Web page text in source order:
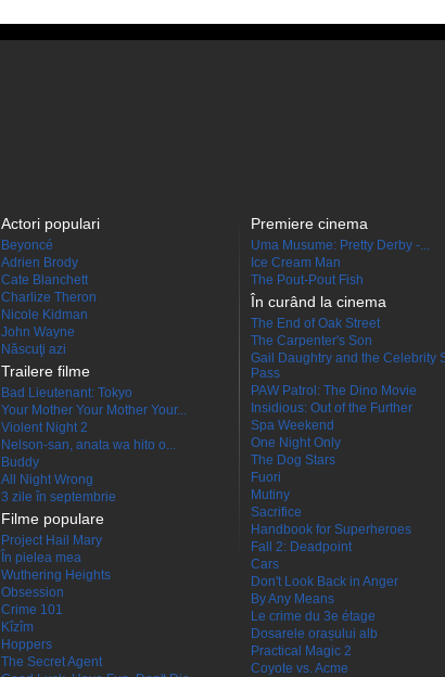
Actori populari
Beyoncé
Adrien Brody
Cate Blanchett
Charlize Theron
Nicole Kidman
John Wayne
Născuţi azi
Trailere filme
Bad Lieutenant: Tokyo
Your Mother Your Mother Your...
Violent Night 2
Nelson-san, anata wa hito o...
Buddy
All Night Wrong
3 zile în septembrie
Filme populare
Project Hail Mary
În pielea mea
Wuthering Heights
Obsession
Crime 101
Kîzîm
Hoppers
The Secret Agent
Premiere cinema
Uma Musume: Pretty Derby -...
Ice Cream Man
The Pout-Pout Fish
În curând la cinema
The End of Oak Street
The Carpenter's Son
Gail Daughtry and the Celebrity
Pass
PAW Patrol: The Dino Movie
Insidious: Out of the Further
Spa Weekend
One Night Only
The Dog Stars
Fuori
Mutiny
Sacrifice
Handbook for Superheroes
Fall 2: Deadpoint
Cars
Don't Look Back in Anger
By Any Means
Le crime du 3e étage
Dosarele orașului alb
Practical Magic 2
Coyote vs. Acme